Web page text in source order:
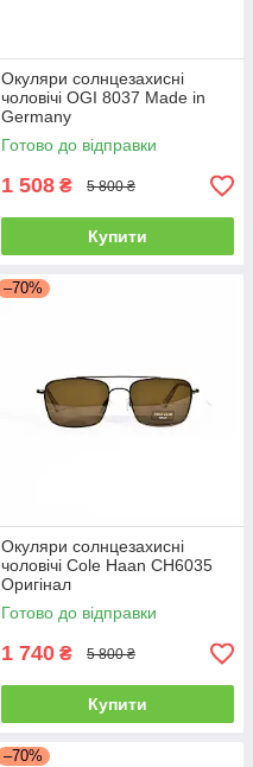
Окуляри солнцезахисні
чоловічі OGI 8037 Made in
Germany
Готово до відправки
1 508 ₴ 5 800 ₴
Купити
–70%
Окуляри солнцезахисні
чоловічі Cole Haan CH6035
Оригінал
Готово до відправки
1 740 ₴ 5 800 ₴
Купити
–70%